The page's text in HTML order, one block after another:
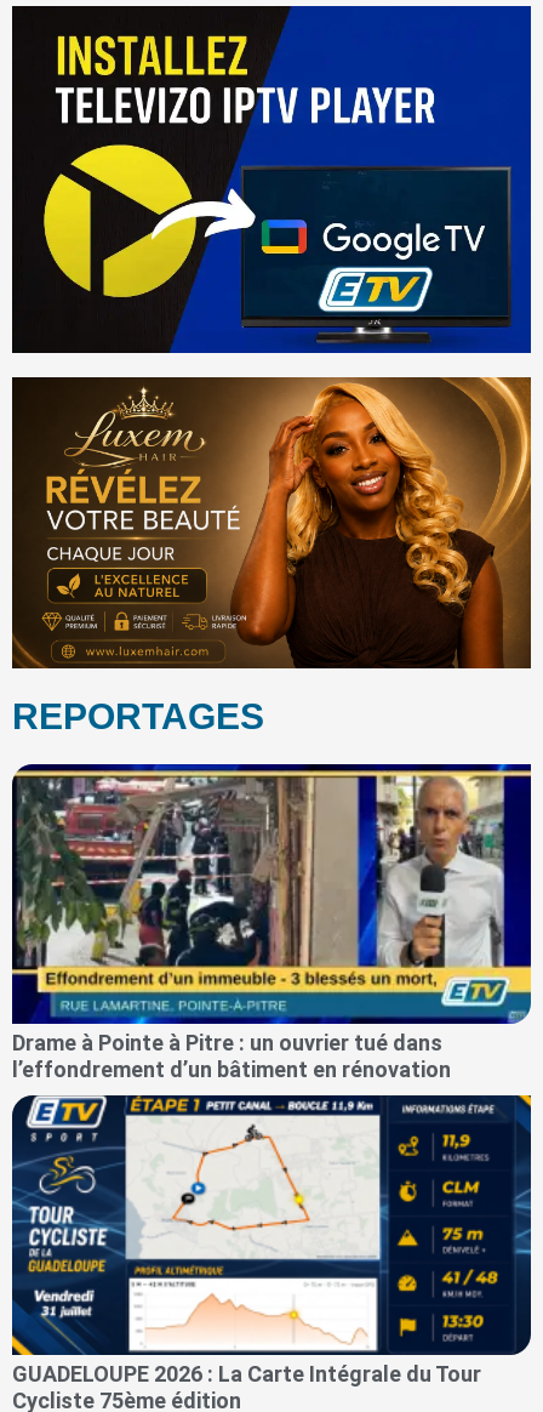
REPORTAGES
Drame à Pointe à Pitre : un ouvrier tué dans
l’effondrement d’un bâtiment en rénovation
GUADELOUPE 2026 : La Carte Intégrale du Tour
Cycliste 75ème édition